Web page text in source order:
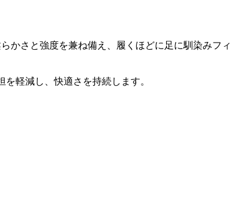
かさと強度を兼ね備え、履くほどに足に馴染みフィ
軽減し、快適さを持続します。